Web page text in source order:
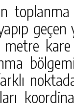
toplanma
kare